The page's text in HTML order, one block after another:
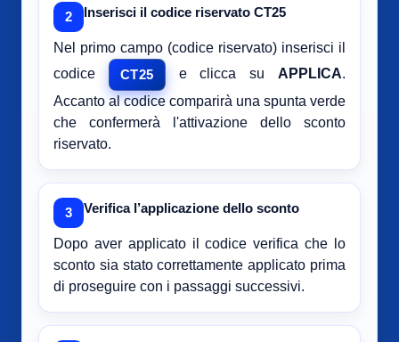
2 Inserisci il codice riservato CT25
Nel primo campo (codice riservato) inserisci il
codice
CT25 e clicca suAPPLICA.
Accanto al codice comparirà una spunta verde
che confermerà l'attivazione dello sconto
riservato.
3 Verifica l’applicazione dello sconto
Dopo aver applicato il codice verifica che lo
sconto sia stato correttamente applicato prima
di proseguire con i passaggi successivi.